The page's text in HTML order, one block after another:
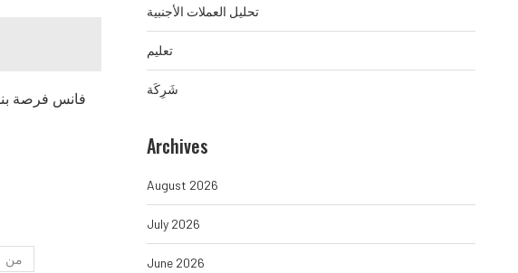
من
تحليل العملات الأجنبية
تعليم
شَرِكَة
Archives
August 2026
July 2026
June 2026